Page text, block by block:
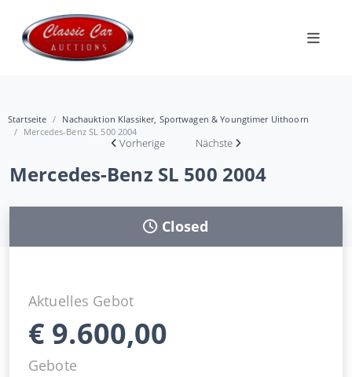
Startseite
Nachauktion Klassiker, Sportwagen & Youngtimer Uithoorn
Mercedes-Benz SL 500 2004
Vorherige Nächste
Mercedes-Benz SL 500 2004
Closed
Aktuelles Gebot
€ 9.600,00
Gebote